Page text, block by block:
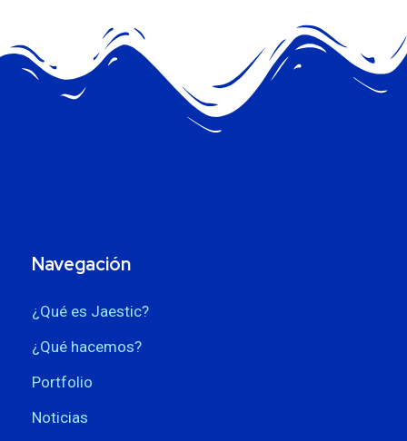
Navegación
¿Qué es Jaestic?
¿Qué hacemos?
Portfolio
Noticias